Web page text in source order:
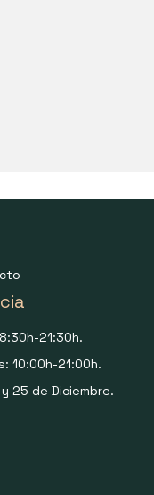
21:30h.
10:00h-21:00h.
25 de Diciembre.